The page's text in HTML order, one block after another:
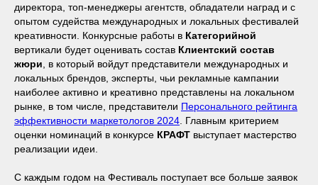
директора, топ-менеджеры агентств, обладатели наград и с
опытом судейства международных и локальных фестивалей
креативности. Конкурсные работы в Категорийной
вертикали будет оценивать состав Клиентский состав
жюри , в который войдут представители международных и
локальных брендов, эксперты, чьи рекламные кампании
наиболее активно и креативно представлены на локальном
рынке, в том числе, представители Персонального рейтинга
эффективности маркетологов 2024 . Главным критерием
оценки номинаций в конкурсе КРАФТ выступает мастерство
реализации идеи.
С каждым годом на Фестиваль поступает все больше заявок